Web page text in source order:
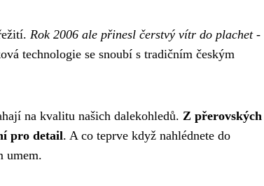
Rok 2006 ale přinesl čerstvý vítr do plachet -
technologie se snoubí s tradičním českým
na kvalitu našich dalekohledů. Z přerovských
pro detail. A co teprve když nahlédnete do
umem.